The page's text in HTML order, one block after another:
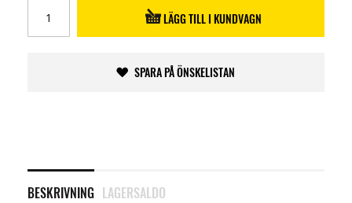
LÄGG TILL I KUNDVAGN
SPARA PÅ ÖNSKELISTAN
BESKRIVNING LAGERSALDO